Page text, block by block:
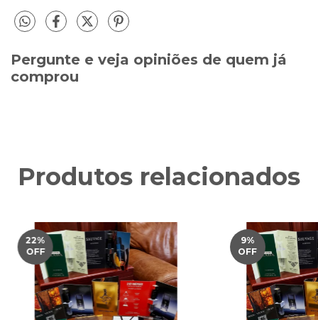
Pergunte e veja opiniões de quem já
comprou
Produtos relacionados
22%
OFF
9%
OFF